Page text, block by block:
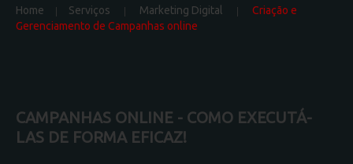
Home Serviços Marketing Digital
Criação e
Gerenciamento de Campanhas online
CAMPANHAS ONLINE - COMO EXECUTÁ-
LAS DE FORMA EFICAZ!